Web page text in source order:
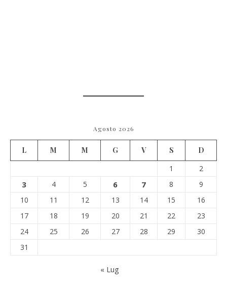
Agosto 2026
L M M G V S
D
1
2
3 4 5 6 7 8
9
10
11 12 13 14 15
16
17
18 19 20 21 22
23
24
25 26 27 28 29
30
31
« Lug